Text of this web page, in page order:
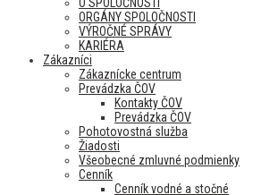
ORGÁNY SPOLOČNOSTI
VÝROČNÉ SPRÁVY
KARIÉRA
Zákazníci
Zákaznícke centrum
Prevádzka ČOV
Kontakty ČOV
Prevádzka ČOV
Pohotovostná služba
Žiadosti
Všeobecné zmluvné podmienky
Cenník
Cenník vodné a stočné